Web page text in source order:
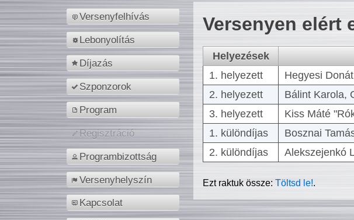
Versenyfelhívás
Lebonyolítás
Díjazás
Szponzorok
Program
Regisztráció
Programbizottság
Versenyhelyszín
Kapcsolat
Versenyen elért
Helyezések
1. helyezett
Hegyesi
2. helyezett
Bálint Karola,
3. helyezett
Kiss Máté
1. különdíjas
Bosznai
2. különdíjas
Alekszejenkó
Ezt raktuk össze:Töltsd le!.